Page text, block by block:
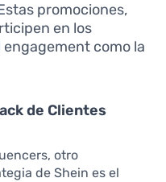
promociones,
en los
como la
de Clientes
otro
de Shein es el